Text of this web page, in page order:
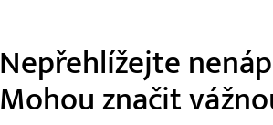
Nepřehlížejte
Mohou značit